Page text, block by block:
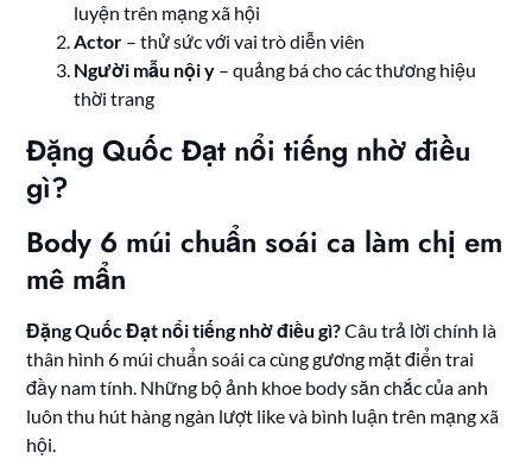
luyện trên mạng xã hội
Actor – thử sức với vai trò diễn viên
Người mẫu nội y – quảng bá cho các thương hiệu
thời trang
Đặng Quốc Đạt nổi tiếng nhờ điều
gì?
Body 6 múi chuẩn soái ca làm chị em
mê mẩn
Đặng Quốc Đạt nổi tiếng nhờ điều gì?Câu trả lời chính là
thân hình 6 múi chuẩn soái ca cùng gương mặt điển trai
đầy nam tính. Những bộ ảnh khoe body săn chắc của anh
luôn thu hút hàng ngàn lượt like và bình luận trên mạng xã
hội.